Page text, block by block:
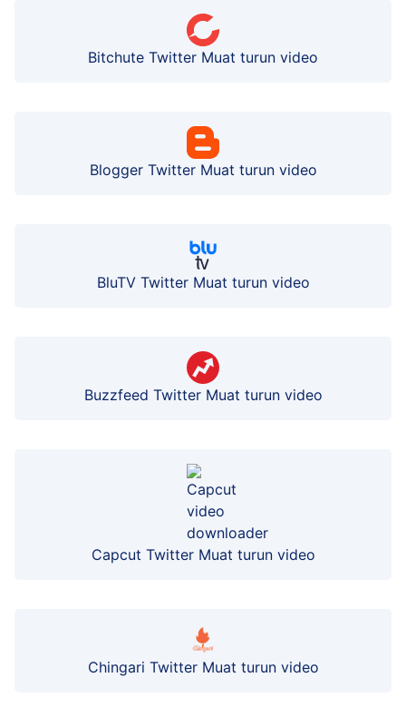
Bitchute Twitter Muat turun video
Blogger Twitter Muat turun video
BluTV Twitter Muat turun video
Buzzfeed Twitter Muat turun video
Capcut Twitter Muat turun video
Chingari Twitter Muat turun video